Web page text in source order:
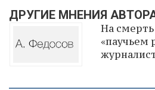
ДРУГИЕ МНЕНИЯ
На смерть
«паучьем